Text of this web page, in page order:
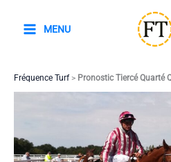
MENU
Fréquence Turf> Pronostic Tiercé Quarté